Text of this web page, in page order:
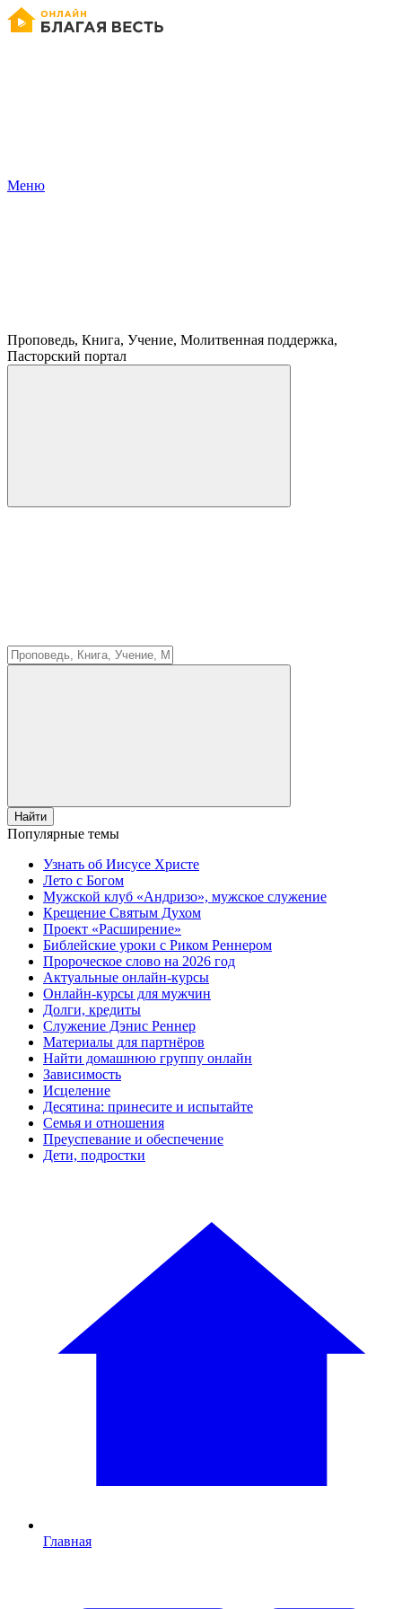
Меню
Проповедь, Книга, Учение, Молитвенная поддержка,
Пасторский портал
Найти
Популярные темы
Узнать об Иисусе Христе
Лето с Богом
Мужской клуб «Андризо», мужское служение
Крещение Святым Духом
Проект «Расширение»
Библейские уроки с Риком Реннером
Пророческое слово на 2026 год
Актуальные онлайн-курсы
Онлайн-курсы для мужчин
Долги, кредиты
Служение Дэнис Реннер
Материалы для партнёров
Найти домашнюю группу онлайн
Зависимость
Исцеление
Десятина: принесите и испытайте
Семья и отношения
Преуспевание и обеспечение
Дети, подростки
Главная